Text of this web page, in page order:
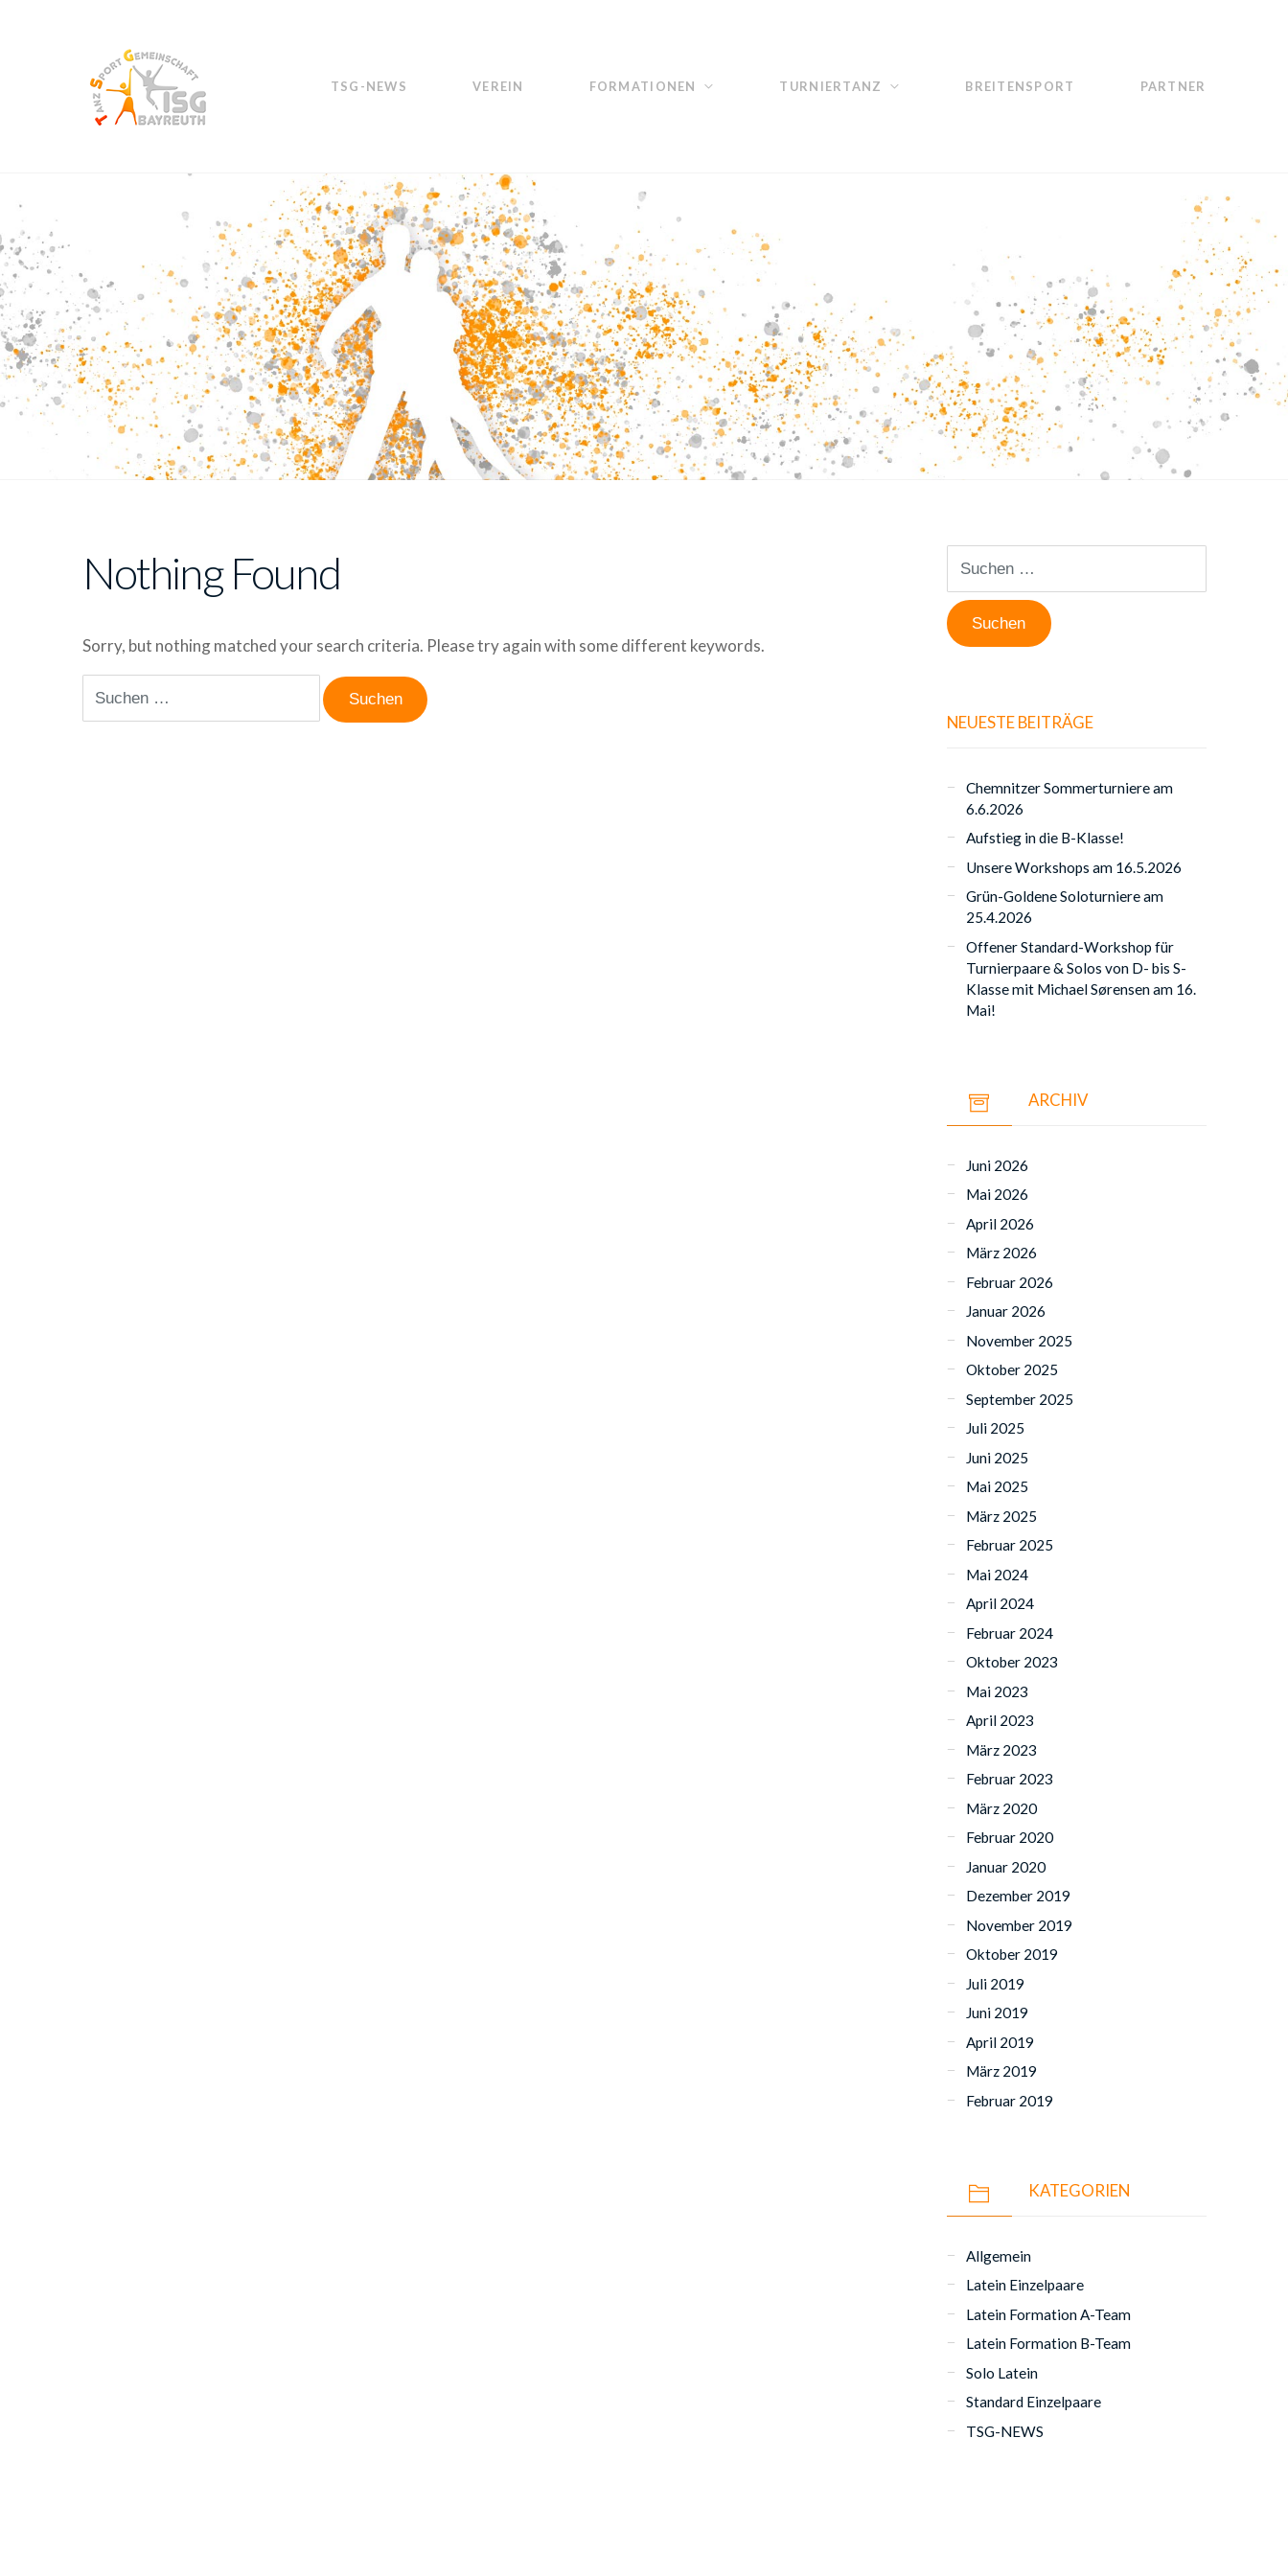
TSG-NEWS VEREIN FORMATIONEN TURNIERTANZ BREITENSPORT PARTNER
Nothing Found
Sorry, but nothing matched your search criteria. Please try again with some different keywords.
nach:
nach:
NEUESTE BEITRÄGE
Chemnitzer Sommerturniere am
6.6.2026
Aufstieg in die B-Klasse!
Unsere Workshops am 16.5.2026
Grün-Goldene Soloturniere am
25.4.2026
Offener Standard-Workshop für
Turnierpaare & Solos von D- bis S-
Klasse mit Michael Sørensen am 16.
Mai!
ARCHIV
Juni 2026
Mai 2026
April 2026
März 2026
Februar 2026
Januar 2026
November 2025
Oktober 2025
September 2025
Juli 2025
Juni 2025
Mai 2025
März 2025
Februar 2025
Mai 2024
April 2024
Februar 2024
Oktober 2023
Mai 2023
April 2023
März 2023
Februar 2023
März 2020
Februar 2020
Januar 2020
Dezember 2019
November 2019
Oktober 2019
Juli 2019
Juni 2019
April 2019
März 2019
Februar 2019
KATEGORIEN
Allgemein
Latein Einzelpaare
Latein Formation A-Team
Latein Formation B-Team
Solo Latein
Standard Einzelpaare
TSG-NEWS